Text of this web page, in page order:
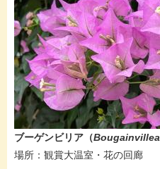
ブーゲンビリア​（Bougainvillea
場所：​観賞大温室・花の回廊